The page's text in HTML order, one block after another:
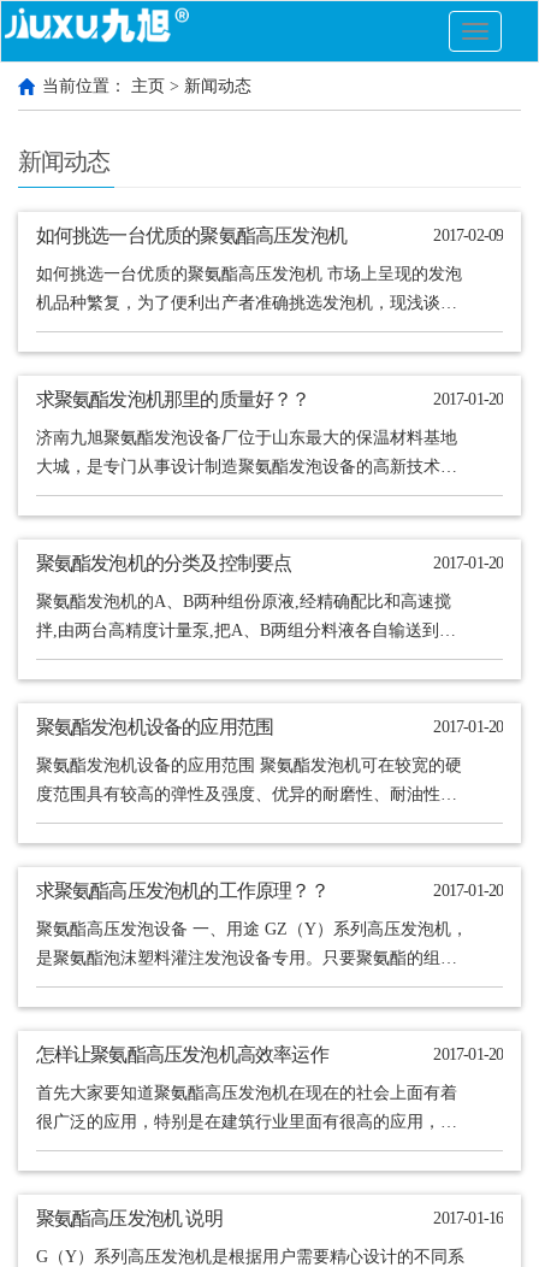
切
换
航
当前位置： 主页 > 新闻动态
新闻动态
2017-02-09
如何挑选一台优质的聚氨酯高压发泡机
如何挑选一台优质的聚氨酯高压发泡机 市场上呈现的发泡
机品种繁复，为了便利出产者准确挑选发泡机，现浅谈一
下发泡机的挑选办法。 1、充分了解发泡机的类型 虽然发
泡机......
2017-01-20
求聚氨酯发泡机那里的质量好？？
济南九旭聚氨酯发泡设备厂位于山东最大的保温材料基地
大城，是专门从事设计制造聚氨酯发泡设备的高新技术企
业，高、低压系列聚氨酯浇注机【聚氨酯喷涂机】操作简
便，功能齐......
2017-01-20
聚氨酯发泡机的分类及控制要点
聚氨酯发泡机的A、B两种组份原液,经精确配比和高速搅
拌,由两台高精度计量泵,把A、B两组分料液各自输送到搅
拌头.经过高速强烈搅拌,使之料液均匀而喷出,形成所需
产......
2017-01-20
聚氨酯发泡机设备的应用范围
聚氨酯发泡机设备的应用范围 聚氨酯发泡机可在较宽的硬
度范围具有较高的弹性及强度、优异的耐磨性、耐油性、
耐疲劳性及抗震动性，具有耐磨橡胶之称。聚氨酯发泡机
在聚氨酯......
2017-01-20
求聚氨酯高压发泡机的工作原理？？
聚氨酯高压发泡设备 一、用途 GZ（Y）系列高压发泡机，
是聚氨酯泡沫塑料灌注发泡设备专用。只要聚氨酯的组份
原料－－异氰酸酯组份与聚醚多元醇组份－性能指标符合
配方......
2017-01-20
怎样让聚氨酯高压发泡机高效率运作
首先大家要知道聚氨酯高压发泡机在现在的社会上面有着
很广泛的应用，特别是在建筑行业里面有很高的应用，更
是受到了整个行业的重视，是什么原因导致聚氨酯高压发
泡机在建筑......
2017-01-16
聚氨酯高压发泡机 说明
G（Y）系列高压发泡机是根据用户需要精心设计的不同系